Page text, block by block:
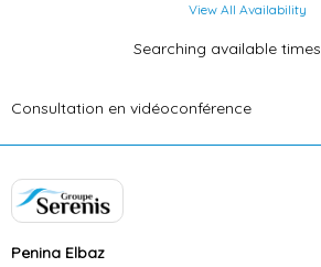
View All Availability
Searching available times
Consultation en vidéoconférence
Penina Elbaz